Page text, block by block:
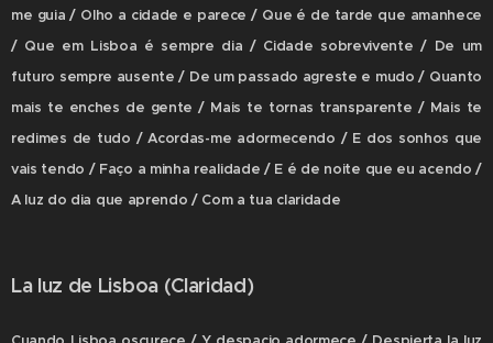
me guia / Olho a cidade e parece / Que é de tarde que amanhece
/ Que em Lisboa é sempre dia / Cidade sobrevivente / De um
futuro sempre ausente / De um passado agreste e mudo / Quanto
mais te enches de gente / Mais te tornas transparente / Mais te
redimes de tudo / Acordas-me adormecendo / E dos sonhos que
vais tendo / Faço a minha realidade / E é de noite que eu acendo /
A luz do dia que aprendo / Com a tua claridade
La luz de Lisboa (Claridad)